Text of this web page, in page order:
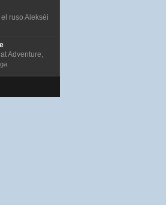
ruso Alekséi
Adventure,